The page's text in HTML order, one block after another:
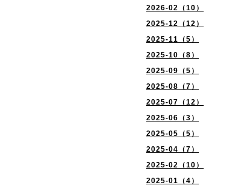
2026-02（10）
2025-12（12）
2025-11（5）
2025-10（8）
2025-09（5）
2025-08（7）
2025-07（12）
2025-06（3）
2025-05（5）
2025-04（7）
2025-02（10）
2025-01（4）